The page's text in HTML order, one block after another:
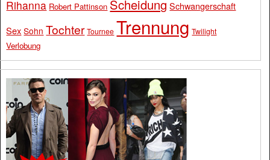
Rihanna Robert Pattinson Scheidung Schwangerschaft
Sex Sohn Tochter Tournee Trennung Twilight
Verlobung